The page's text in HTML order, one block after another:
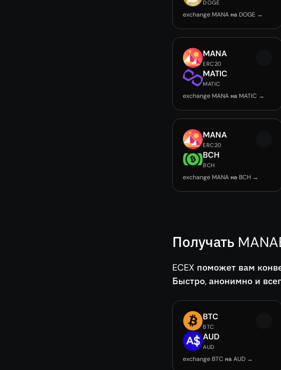
DOGE
exchange MANA на DOGE →
MANA
ERC20
MATIC
MATIC
exchange MANA на MATIC →
MANA
ERC20
BCH
BCH
exchange MANA на BCH →
Получать
ECEX поможет вам
Быстро, анонимно и
BTC
BTC
AUD
AUD
exchange BTC на AUD →